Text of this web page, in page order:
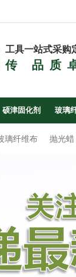
工具一站式采购
品质
硕津固化剂 玻璃
璃纤维布 抛光蜡